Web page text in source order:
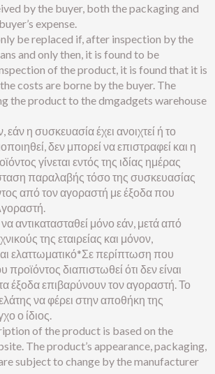
by the buyer, both the packaging and
expense.
be replaced if, after inspection by the
and only then, it is found to be
of the product, it is found that it is
costs are borne by the buyer. The
the product to the dmgadgets warehouse
εάν η συσκευασία έχει ανοιχτεί ή το
δεν μπορεί να επιστραφεί και η
γίνεται εντός της ιδίας ημέρας
παραλαβής τόσο της συσκευασίας
από τον αγοραστή με έξοδα που
αντικατασταθεί μόνο εάν, μετά από
της εταιρείας και μόνον,
ελαττωματικό*Σε περίπτωση που
προϊόντος διαπιστωθεί ότι δεν είναι
έξοδα επιβαρύνουν τον αγοραστή. Το
να φέρει στην αποθήκη της
ο ίδιος.
of the product is based on the
The product’s appearance, packaging,
subject to change by the manufacturer